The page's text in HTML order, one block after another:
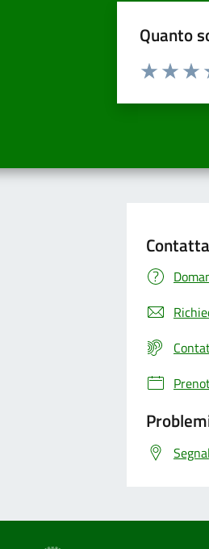
Quanto
Valuta da 1 a 5